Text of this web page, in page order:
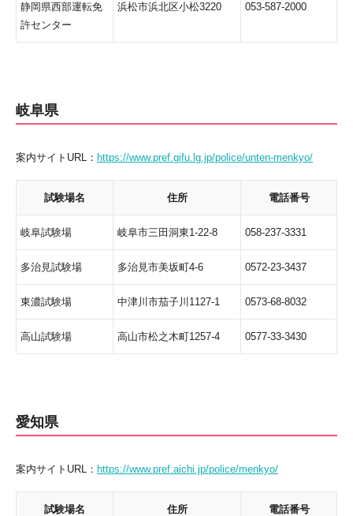
静岡県西部運転免
許センター
浜松市浜北区小松3220 053-587-2000
岐阜県
案内サイトURL： https://www.pref.gifu.lg.jp/police/unten-menkyo/
試験場名 住所 電話番号
岐阜試験場 岐阜市三田洞東1-22-8 058-237-3331
多治見試験場 多治見市美坂町4-6 0572-23-3437
東濃試験場 中津川市茄子川1127-1 0573-68-8032
高山試験場 高山市松之木町1257-4 0577-33-3430
愛知県
案内サイトURL： https://www.pref.aichi.jp/police/menkyo/
試験場名 住所 電話番号